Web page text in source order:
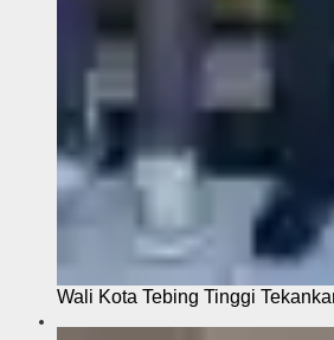
Wali Kota Tebing Tinggi